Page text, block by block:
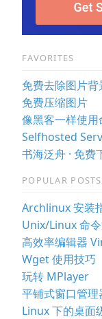
FAVORITES
免费去除图片背
免费压缩图片
像黑客一样使用
Selfhosted
书海泛舟 · 免费
POPULAR POSTS
Archlinux 安装
Unix/Linux 命
高效率编辑器
Wget 使用技巧
玩转 MPlayer
平铺式窗口管
Linux 下的桌面